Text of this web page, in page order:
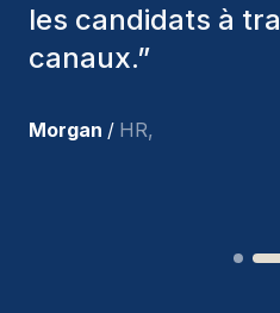
parmi nous, et
suis très satisfait